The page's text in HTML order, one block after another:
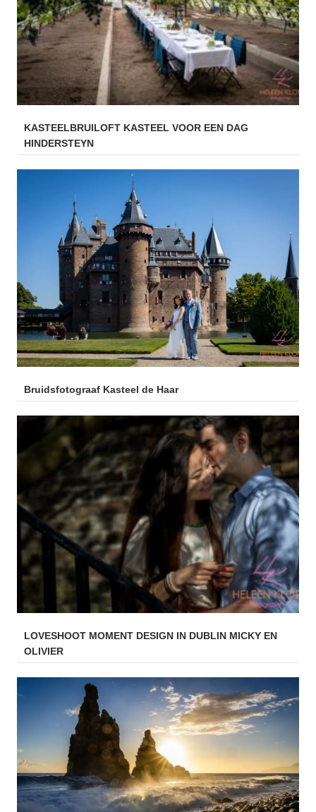
KASTEELBRUILOFT KASTEEL VOOR EEN DAG
HINDERSTEYN
Bruidsfotograaf Kasteel de Haar
LOVESHOOT MOMENT DESIGN IN DUBLIN MICKY EN
OLIVIER